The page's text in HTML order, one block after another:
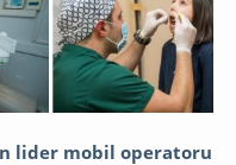
lider mobil operatoru